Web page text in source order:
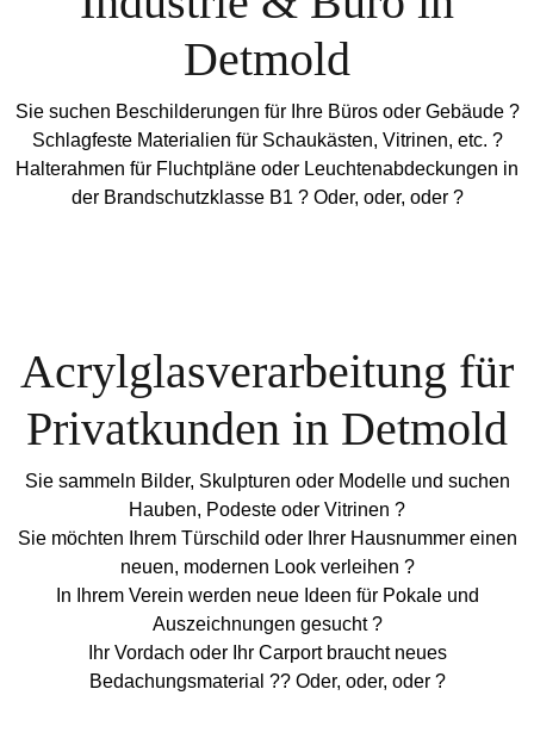
Detmold
Sie suchen Beschilderungen für Ihre Büros oder Gebäude ?
Schlagfeste Materialien für Schaukästen, Vitrinen, etc. ?
Halterahmen für Fluchtpläne oder Leuchtenabdeckungen in
der Brandschutzklasse B1 ? Oder, oder, oder ?
Acrylglasverarbeitung für
Privatkunden in Detmold
Sie sammeln Bilder, Skulpturen oder Modelle und suchen
Hauben, Podeste oder Vitrinen ?
Sie möchten Ihrem Türschild oder Ihrer Hausnummer einen
neuen, modernen Look verleihen ?
In Ihrem Verein werden neue Ideen für Pokale und
Auszeichnungen gesucht ?
Ihr Vordach oder Ihr Carport braucht neues
Bedachungsmaterial ?? Oder, oder, oder ?